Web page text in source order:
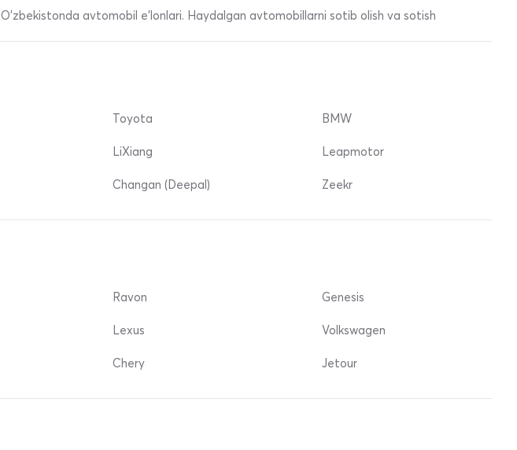
O'zbekistonda avtomobil e’lonlari. Haydalgan avtomobillarni sotib olish va sotish
Toyota
LiXiang
Changan (Deepal)
BMW
Leapmotor
Zeekr
Ravon
Lexus
Chery
Genesis
Volkswagen
Jetour